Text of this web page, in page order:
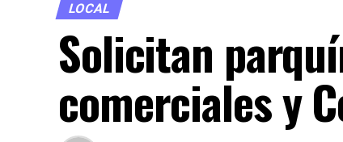
LOCAL
Solicitan
comerciales y